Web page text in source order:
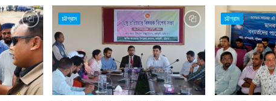
চট্টগ্রাম চট্টগ্রাম